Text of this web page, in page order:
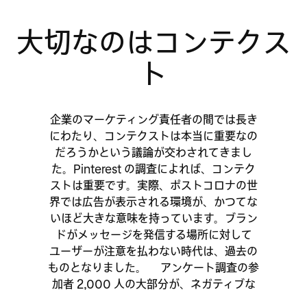
大切なのはコンテクス
ト
企業のマーケティング責任者の間では長き
にわたり、コンテクストは本当に重要なの
だろうかという議論が交わされてきまし
た。Pinterest の調査によれば、コンテク
ストは重要です。実際、ポストコロナの世
界では広告が表示される環境が、かつてな
いほど大きな意味を持っています。ブラン
ドがメッセージを発信する場所に対して
ユーザーが注意を払わない時代は、過去の
ものとなりました。 アンケート調査の参
加者 2,000 人の大部分が、ネガティブな